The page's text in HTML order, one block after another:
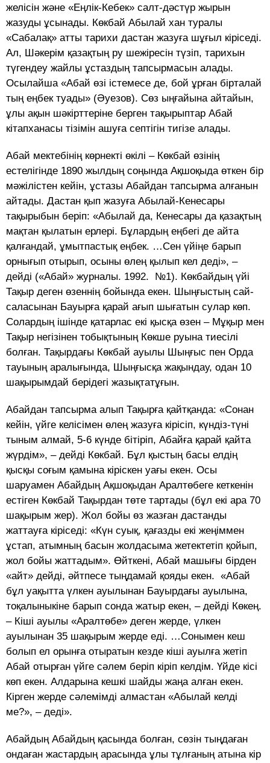
желісін және «Еңлік-Кебек» салт-дәстүр жырын
жазуды ұсынады. Көкбай Абылай хан туралы
«Сабалақ» атты тарихи дастан жазуға шұғыл кіріседі.
Ал, Шәкерім қазақтың ру шежіресін түзіп, тарихын
түгендеу жайлы ұстаздың тапсырмасын алады.
Осылайша «Абай өзі істемесе де, бой ұрған бірталай
тың еңбек туады» (Әуезов). Сөз ыңғайына айтайын,
ұлы ақын шәкірттеріне берген тақырыптар Абай
кітапханасы тізімін ашуға септігін тигізе алады.
Абай мектебінің көрнекті өкілі – Көкбай өзінің
естелігінде 1890 жылдың соңында Ақшоқыда өткен бір
мәжілістен кейін, ұстазы Абайдан тапсырма алғанын
айтады. Дастан қып жазуға Абылай-Кенесары
тақырыбын беріп: «Абылай да, Кенесары да қазақтың
мақтан қылатын ерлері. Бұлардың еңбегі де айта
қалғандай, ұмытпастық еңбек. …Сен үйіңе барып
орнығып отырып, осыны өлең қылып кел деді», –
дейді («Абай» журналы. 1992. №1). Көкбайдың үйі
Тақыр деген өзеннің бойында екен. Шыңғыстың сай-
саласынан Бауырға қарай ағып шығатын сулар көп.
Солардың ішінде қатарлас екі қысқа өзен – Мұқыр мен
Тақыр негізінен тобықтының Көкше руына тиесілі
болған. Тақырдағы Көкбай ауылы Шыңғыс пен Орда
тауының аралығында, Шыңғысқа жақындау, одан 10
шақырымдай берідегі жазықтатұғын.
Абайдан тапсырма алып Тақырға қайтқанда: «Сонан
кейін, үйге келісімен өлең жазуға кірісіп, күндіз-түні
тыным алмай, 5-6 күнде бітіріп, Абайға қарай қайта
жүрдім», – дейді Көкбай. Бұл қыстың басы елдің
қысқы соғым қамына кіріскен уағы екен. Осы
шаруамен Абайдың Ақшоқыдан Аралтөбеге кеткенін
естіген Көкбай Тақырдан төте тартады (бұл екі ара 70
шақырым жер). Жол бойы өз жазған дастанды
жаттауға кіріседі: «Күн суық, қағазды екі жеңіммен
ұстап, атымның басын жолдасыма жетектетіп қойып,
жол бойы жаттадым». Өйткені, Абай машығы бірден
«айт» дейді, әйтпесе тыңдамай қояды екен. «Абай
бұл уақытта үлкен ауылынан Бауырдағы ауылына,
тоқалыныкіне барып сонда жатыр екен, – дейді Көкең.
– Кіші ауылы «Аралтөбе» деген жерде, үлкен
ауылынан 35 шақырым жерде еді. …Сонымен кеш
болып ел орынға отыратын кезде кіші ауылға жетіп
Абай отырған үйге сәлем беріп кіріп келдім. Үйде кісі
көп екен. Алдарына кешкі шайды жаңа алған екен.
Кірген жерде сәлемімді алмастан «Абылай келді
ме?», – деді».
Абайдың Абайдың қасында болған, сөзін тыңдаған
ондаған жастардың арасында ұлы тұлғаның атына кір